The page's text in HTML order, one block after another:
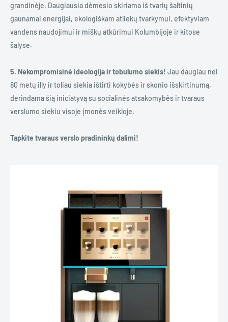
grandinėje. Daugiausia dėmesio skiriama iš tvarių šaltinių
gaunamai energijai, ekologiškam atliekų tvarkymui, efektyviam
vandens naudojimui ir miškų atkūrimui Kolumbijoje ir kitose
šalyse.
5. Nekompromisinė ideologija ir tobulumo siekis! Jau daugiau nei
80 metų illy ir toliau siekia ištirti kokybės ir skonio išskirtinumą,
derindama šią iniciatyvą su socialinės atsakomybės ir tvaraus
verslumo siekiu visoje įmonės veikloje.
Tapkite tvaraus verslo pradininkų dalimi!